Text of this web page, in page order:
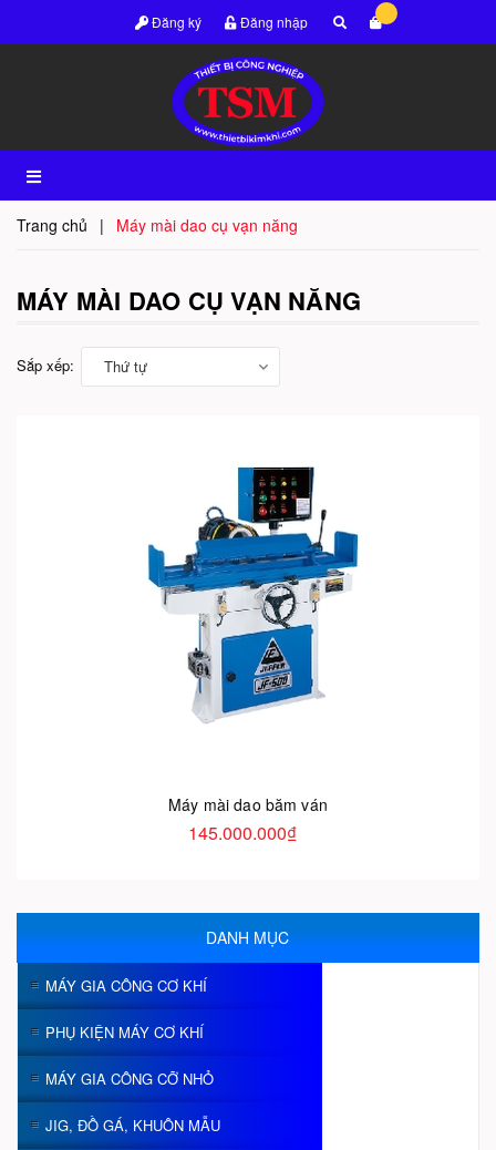
Đăng ký Đăng nhập
Trang chủ | Máy mài dao cụ vạn năng
MÁY MÀI DAO CỤ VẠN NĂNG
Sắp xếp: Thứ tự
Máy mài dao băm ván
145.000.000₫
DANH MỤC
MÁY GIA CÔNG CƠ KHÍ
PHỤ KIỆN MÁY CƠ KHÍ
MÁY GIA CÔNG CỠ NHỎ
JIG, ĐỒ GÁ, KHUÔN MẪU